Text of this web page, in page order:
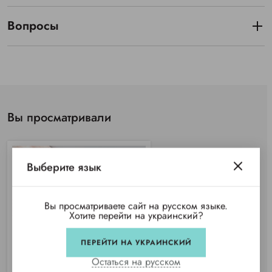
Вопросы
Вы просматривали
Выберите язык
Вы просматриваете сайт на русском языке.
Хотите перейти на украинский?
ПЕРЕЙТИ НА УКРАИНСКИЙ
Остаться на русском